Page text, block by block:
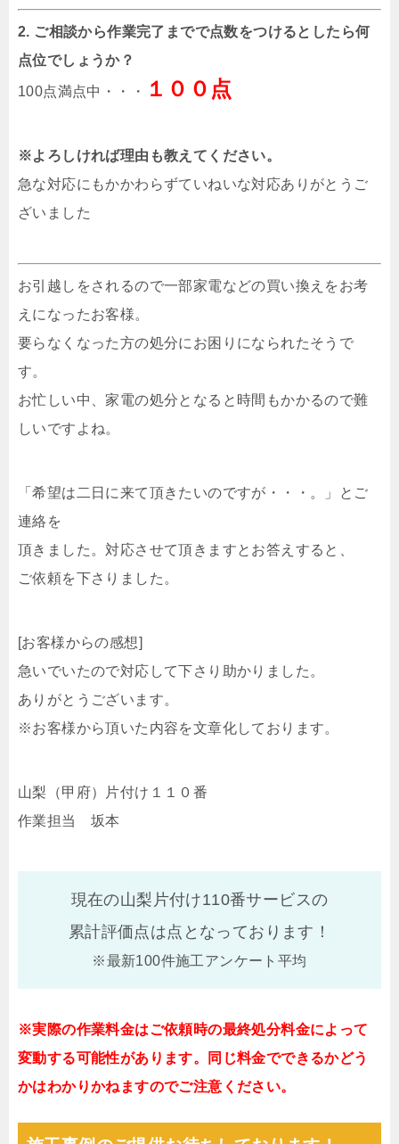
2. ご相談から作業完了までで点数をつけるとしたら何
点位でしょうか？
100点満点中・・・ １００点
※よろしければ理由も教えてください。
急な対応にもかかわらずていねいな対応ありがとうご
ざいました
お引越しをされるので一部家電などの買い換えをお考
えになったお客様。
要らなくなった方の処分にお困りになられたそうで
す。
お忙しい中、家電の処分となると時間もかかるので難
しいですよね。
「希望は二日に来て頂きたいのですが・・・。」とご
連絡を
頂きました。対応させて頂きますとお答えすると、
ご依頼を下さりました。
[お客様からの感想]
急いでいたので対応して下さり助かりました。
ありがとうございます。
※お客様から頂いた内容を文章化しております。
山梨（甲府）片付け１１０番
作業担当 坂本
現在の山梨片付け110番サービスの
累計評価点は点となっております！
※最新100件施工アンケート平均
※実際の作業料金はご依頼時の最終処分料金によって
変動する可能性があります。同じ料金でできるかどう
かはわかりかねますのでご注意ください。